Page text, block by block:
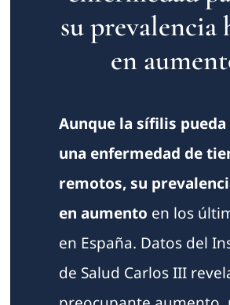
su prevalencia
en
Aunque la sífilis
una enfermedad de
remotos, su
en aumento en los
en España. Datos del
de Salud Carlos III